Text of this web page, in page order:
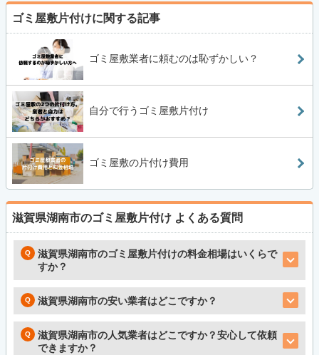
ゴミ屋敷片付けに関する記事
ゴミ屋敷業者に頼むのは恥ずかしい？
自分で行うゴミ屋敷片付け
ゴミ屋敷の片付け費用
滋賀県湖南市のゴミ屋敷片付け よくある質問
滋賀県湖南市のゴミ屋敷片付けの料金相場はいくらで
すか？
滋賀県湖南市の安い業者はどこですか？
滋賀県湖南市の人気業者はどこですか？安心して依頼
できますか？